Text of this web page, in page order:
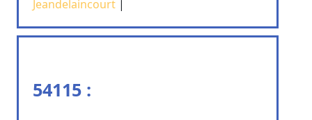
Jeandelaincourt |
54115 :